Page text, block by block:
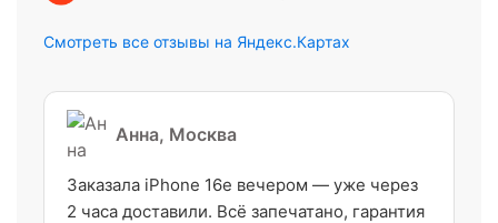
Смотреть все отзывы на Яндекс.Картах
Анна, Москва
Заказала iPhone 16e вечером — уже через
2 часа доставили. Всё запечатано, гарантия